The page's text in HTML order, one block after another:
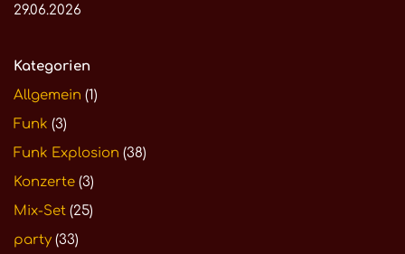
29.06.2026
Kategorien
Allgemein (1)
Funk (3)
Funk Explosion (38)
Konzerte (3)
Mix-Set (25)
party (33)